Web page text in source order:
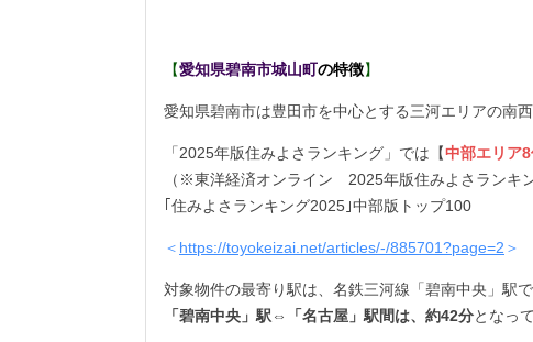
【愛知県碧南市城山町の特徴】
愛知県碧南市は豊田市を中心とする三河エリアの南
「2025年版住みよさランキング」では【中部エリア
（※東洋経済オンライン 2025年版住みよさランキ
｢住みよさランキング2025｣中部版トップ100
＜ https://toyokeizai.net/articles/-/885701?page=2 ＞
対象物件の最寄り駅は、名鉄三河線「碧南中央」駅
「碧南中央」駅⇔「名古屋」駅間は、約42分となっ